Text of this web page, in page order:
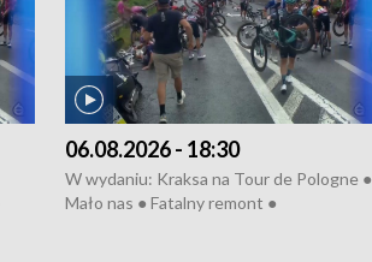
06.08.2026 - 18:30
W wydaniu: Kraksa na Tour de Pologne ●
Mało nas ● Fatalny remont ●